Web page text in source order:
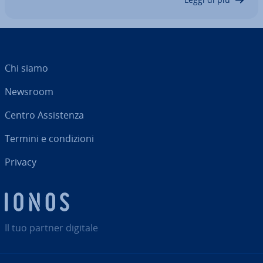
Il tuo partner digitale
Chi siamo
Newsroom
Centro As­si­sten­za
Termini e con­di­zio­ni
Privacy